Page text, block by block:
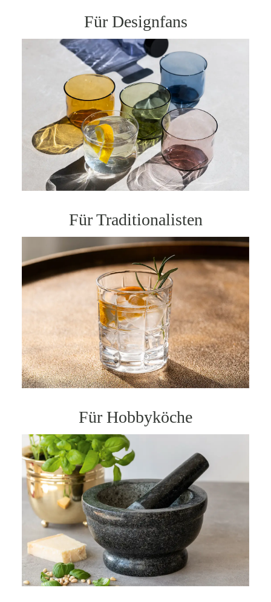
Für Designfans
Für Traditionalisten
Für Hobbyköche